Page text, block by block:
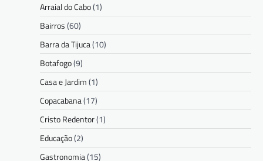
Arraial do Cabo(1)
Bairros(60)
Barra da Tijuca(10)
Botafogo(9)
Casa e Jardim(1)
Copacabana(17)
Cristo Redentor(1)
Educação(2)
Gastronomia(15)